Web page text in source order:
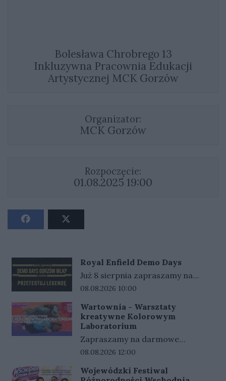
Bolesława Chrobrego 13
Inkluzywna Pracownia Edukacji
Artystycznej MCK Gorzów
Organizator:
MCK Gorzów
Rozpoczęcie:
01.08.2025 19:00
Royal Enfield Demo Days
Już 8 sierpnia zapraszamy na
kolejną odsłonę Royal Enfield
zawita do Gorzowa
Wielkopolskiego. To wyjątkowa
okazja, aby w jednym miejscu
poznać pełną gamę motocykli
realnych warunkach
Data rozpoczęcia wydarzenia:
08.08.2026 10:00
Wartownia - Warsztaty
kreatywne Kolorowym
Laboratorium
Zapraszamy na darmowe
warsztaty z Kolorowym
bajek!20.06 godz. 12:00Warsztaty
Data rozpoczęcia wydarzenia:
08.08.2026 12:00
Wojewódzki Festiwal